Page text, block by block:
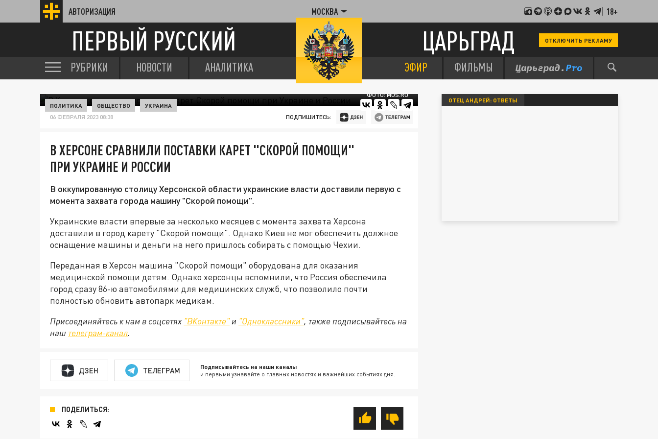
АВТОРИЗАЦИЯ МОСКВА 18+
ПЕРВЫЙ РУССКИЙ ЦАРЬГРАД ОТКЛЮЧИТЬ РЕКЛАМУ
РУБРИКИ НОВОСТИ АНАЛИТИКА ЭФИР ФИЛЬМЫ
ФОТО: MOS.RU
ПОЛИТИКА ОБЩЕСТВО УКРАИНА
06 ФЕВРАЛЯ 2023 08:38 ПОДПИШИТЕСЬ:
В ХЕРСОНЕ СРАВНИЛИ ПОСТАВКИ КАРЕТ "СКОРОЙ ПОМОЩИ"
ПРИ УКРАИНЕ И РОССИИ
В оккупированную столицу Херсонской области украинские власти доставили первую с
момента захвата города машину "Скорой помощи".
Украинские власти впервые за несколько месяцев с момента захвата Херсона
доставили в город карету "Скорой помощи". Однако Киев не мог обеспечить должное
оснащение машины и деньги на него пришлось собирать с помощью Чехии.
Переданная в Херсон машина "Скорой помощи" оборудована для оказания
медицинской помощи детям. Однако херсонцы вспомнили, что Россия обеспечила
город сразу 86-ю автомобилями для медицинских служб, что позволило почти
полностью обновить автопарк медикам.
Присоединяйтесь к нам в соцсетях "ВКонтакте"и "Одноклассники", также подписывайтесь на
наш телеграм-канал.
ДЗЕН ТЕЛЕГРАМ Подписывайтесь на наши каналы
и первыми узнавайте о главных новостях и важнейших событиях дня.
ПОДЕЛИТЬСЯ:
ОТЕЦ АНДРЕЙ: ОТВЕТЫ